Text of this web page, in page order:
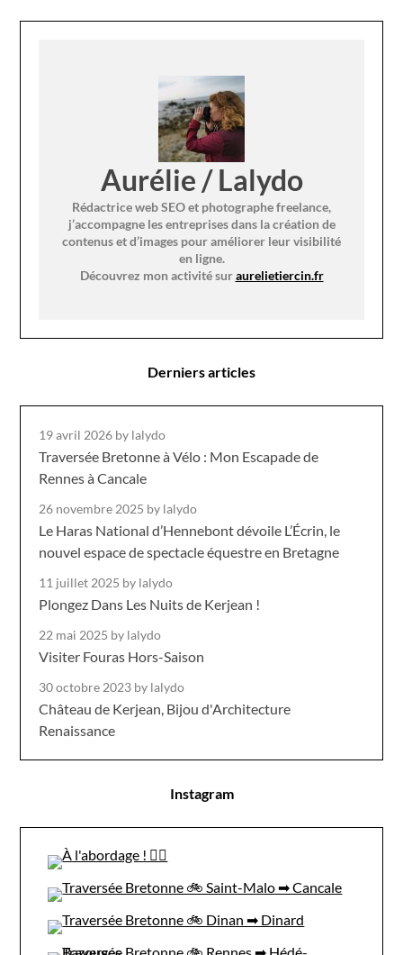
Aurélie / Lalydo
Rédactrice web SEO et photographe freelance,
j’accompagne les entreprises dans la création de
contenus et d’images pour améliorer leur visibilité
en ligne.
Découvrez mon activité suraurelietiercin.fr
Derniers articles
19 avril 2026 by lalydo
Traversée Bretonne à Vélo : Mon Escapade de
Rennes à Cancale
26 novembre 2025 by lalydo
Le Haras National d’Hennebont dévoile L’Écrin, le
nouvel espace de spectacle équestre en Bretagne
11 juillet 2025 by lalydo
Plongez Dans Les Nuits de Kerjean !
22 mai 2025 by lalydo
Visiter Fouras Hors-Saison
30 octobre 2023 by lalydo
Château de Kerjean, Bijou d'Architecture
Renaissance
Instagram